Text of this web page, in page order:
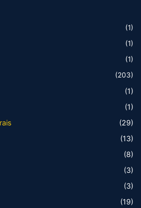
(1)
(1)
(1)
(203)
(1)
(1)
(29)
(13)
(8)
(3)
(3)
(19)